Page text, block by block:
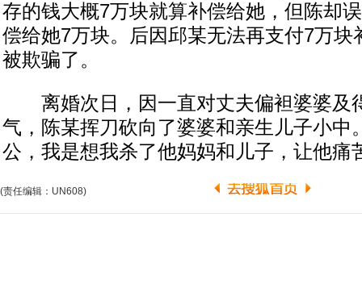
存的钱大概7万块就算补偿给她，但陈却
偿给她7万块。后因邱某无法再支付7万块
被欺骗了。
离婚次日，因一直对丈夫偏袒婆婆及
气，陈某挥刀砍向了婆婆和亲生儿子小中
公，我是想我杀了他妈妈和儿子，让他痛
(责任编辑：UN608)